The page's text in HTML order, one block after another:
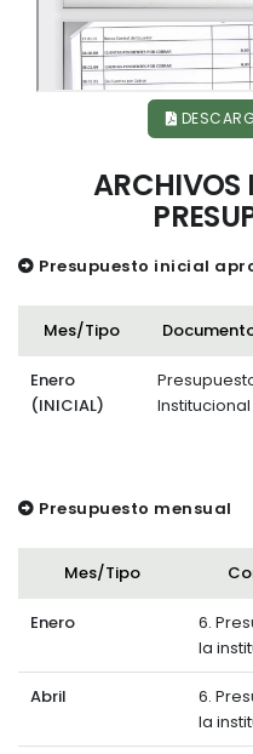
ARCHIVOS
Presupuesto inicial
Mes/Tipo
Enero
(INICIAL)
Institucional
Presupuesto mensual
Mes/Tipo
Enero
6.
la
Abril
6.
la